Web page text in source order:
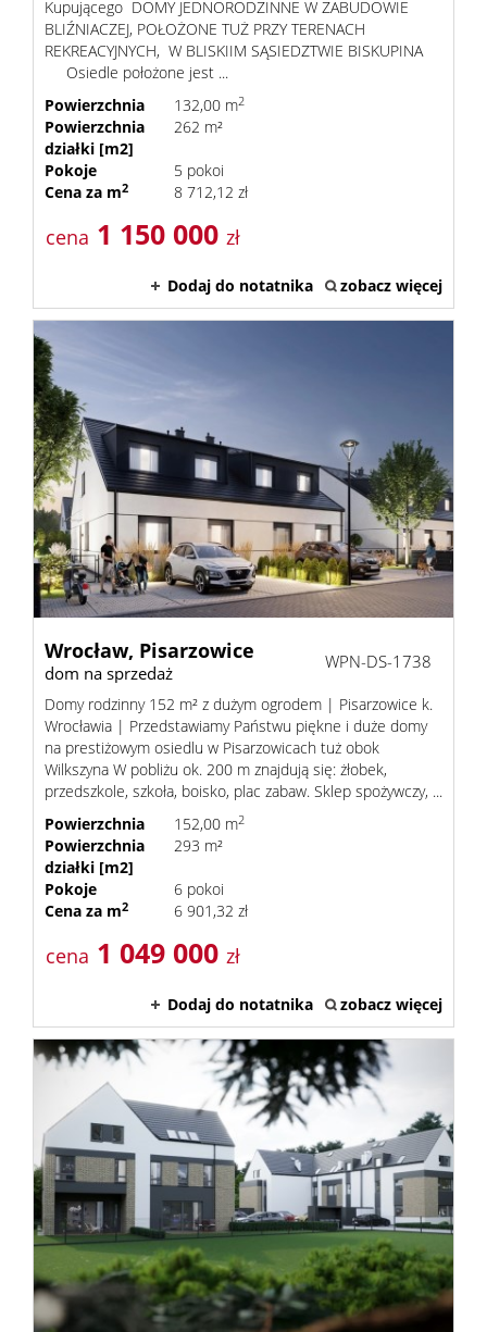
Kupującego DOMY JEDNORODZINNE W ZABUDOWIE
BLIŹNIACZEJ, POŁOŻONE TUŻ PRZY TERENACH
REKREACYJNYCH, W BLISKIIM SĄSIEDZTWIE BISKUPINA
Osiedle położone jest ...
Powierzchnia
132,00 m2
Powierzchnia
działki [m2]
262 m²
Pokoje
5 pokoi
Cena za m2 8 712,12 zł
cena 1 150 000 zł
Dodaj do notatnika zobacz więcej
Wrocław, Pisarzowice
dom na sprzedaż
WPN-DS-1738
Domy rodzinny 152 m² z dużym ogrodem | Pisarzowice k.
Wrocławia | Przedstawiamy Państwu piękne i duże domy
na prestiżowym osiedlu w Pisarzowicach tuż obok
Wilkszyna W pobliżu ok. 200 m znajdują się: żłobek,
przedszkole, szkoła, boisko, plac zabaw. Sklep spożywczy, ...
Powierzchnia
152,00 m2
Powierzchnia
działki [m2]
293 m²
Pokoje
6 pokoi
Cena za m2 6 901,32 zł
cena 1 049 000 zł
Dodaj do notatnika zobacz więcej